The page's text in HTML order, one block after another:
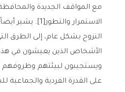
مع المواقف الجديدة
الاستمرار
النزوح بشكل عام، إلى الطرق
الأشخاص الذين يعيشون في
ويستجيبون لبيئتهم وظروفهم
على القدرة الفردية والجماعية